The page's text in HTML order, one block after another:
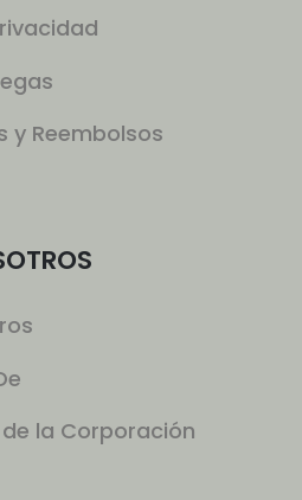
y Reembolsos
la Corporación